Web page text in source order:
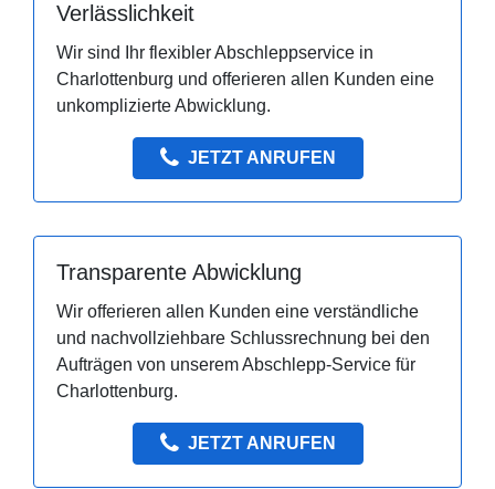
Verlässlichkeit
Wir sind Ihr flexibler Abschleppservice in
Charlottenburg und offerieren allen Kunden eine
unkomplizierte Abwicklung.
JETZT ANRUFEN
Transparente Abwicklung
Wir offerieren allen Kunden eine verständliche
und nachvollziehbare Schlussrechnung bei den
Aufträgen von unserem Abschlepp-Service für
Charlottenburg.
JETZT ANRUFEN